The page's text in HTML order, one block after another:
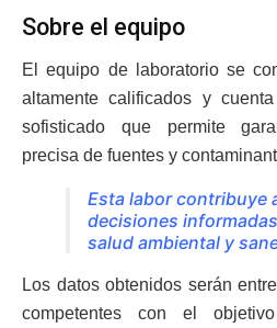
Sobre el equipo
El equipo de laboratorio se
altamente calificados y
sofisticado que permite
precisa de fuentes y
Esta labor contribuye
decisiones
salud ambiental y
Los datos obtenidos serán
competentes con el